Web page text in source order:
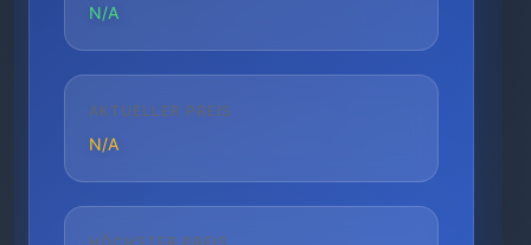
N/A
AKTUELLER PREIS
N/A
HÖCHSTER PREIS